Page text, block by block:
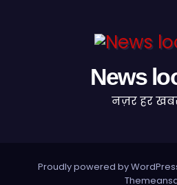
News
नज़र हर
Proudly powered by